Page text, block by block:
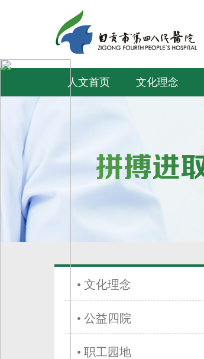
人文首页 文化理念
• 文化理念
• 公益四院
• 职工园地